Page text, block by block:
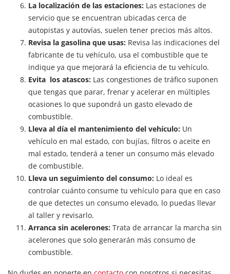
La localización de las estaciones: Las estaciones de
servicio que se encuentran ubicadas cerca de
autopistas y autovías, suelen tener precios más altos.
Revisa la gasolina que usas: Revisa las indicaciones del
fabricante de tu vehículo, usa el combustible que te
indique ya que mejorará la eficiencia de tu vehículo.
Evita los atascos: Las congestiones de tráfico suponen
que tengas que parar, frenar y acelerar en múltiples
ocasiones lo que supondrá un gasto elevado de
combustible.
Lleva al día el mantenimiento del vehículo: Un
vehículo en mal estado, con bujías, filtros o aceite en
mal estado, tenderá a tener un consumo más elevado
de combustible.
Lleva un seguimiento del consumo: Lo ideal es
controlar cuánto consume tu vehículo para que en caso
de que detectes un consumo elevado, lo puedas llevar
al taller y revisarlo.
Arranca sin acelerones: Trata de arrancar la marcha sin
acelerones que solo generarán más consumo de
combustible.